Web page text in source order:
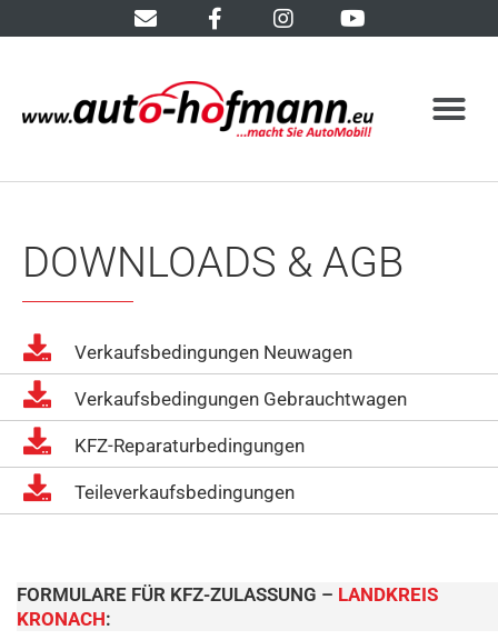
DOWNLOADS & AGB
Verkaufsbedingungen Neuwagen
Verkaufsbedingungen Gebrauchtwagen
KFZ-Reparaturbedingungen
Teileverkaufsbedingungen
FORMULARE FÜR KFZ-ZULASSUNG – LANDKREIS
KRONACH: